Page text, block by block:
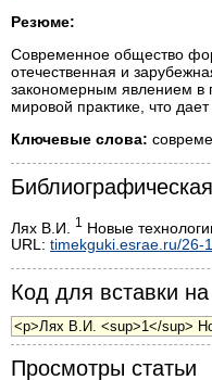
Резюме:
Современное общество
отечественная и
закономерным явлением в
мировой практике, что
Ключевые слова:
Лях В.И. 1
Новые
URL: timekguki.esrae.ru/26-
Код для вставки
Просмотры статьи